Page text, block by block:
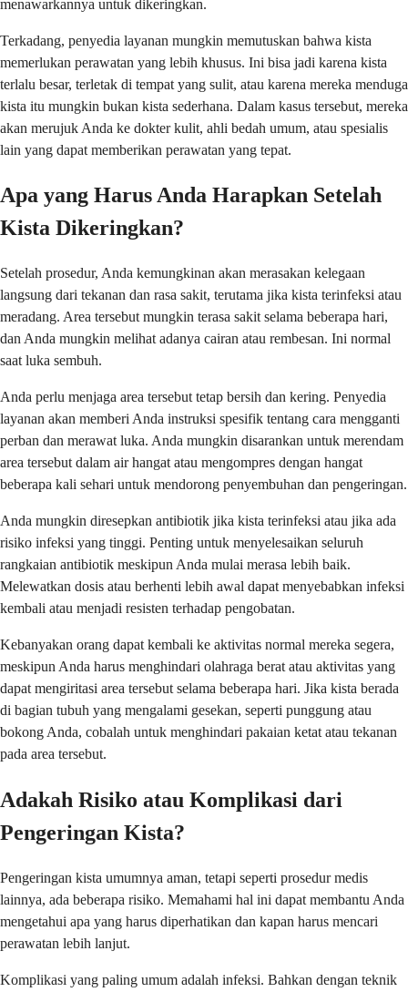
menawarkannya untuk dikeringkan.
Terkadang, penyedia layanan mungkin memutuskan bahwa kista
memerlukan perawatan yang lebih khusus. Ini bisa jadi karena kista
terlalu besar, terletak di tempat yang sulit, atau karena mereka menduga
kista itu mungkin bukan kista sederhana. Dalam kasus tersebut, mereka
akan merujuk Anda ke dokter kulit, ahli bedah umum, atau spesialis
lain yang dapat memberikan perawatan yang tepat.
Apa yang Harus Anda Harapkan Setelah
Kista Dikeringkan?
Setelah prosedur, Anda kemungkinan akan merasakan kelegaan
langsung dari tekanan dan rasa sakit, terutama jika kista terinfeksi atau
meradang. Area tersebut mungkin terasa sakit selama beberapa hari,
dan Anda mungkin melihat adanya cairan atau rembesan. Ini normal
saat luka sembuh.
Anda perlu menjaga area tersebut tetap bersih dan kering. Penyedia
layanan akan memberi Anda instruksi spesifik tentang cara mengganti
perban dan merawat luka. Anda mungkin disarankan untuk merendam
area tersebut dalam air hangat atau mengompres dengan hangat
beberapa kali sehari untuk mendorong penyembuhan dan pengeringan.
Anda mungkin diresepkan antibiotik jika kista terinfeksi atau jika ada
risiko infeksi yang tinggi. Penting untuk menyelesaikan seluruh
rangkaian antibiotik meskipun Anda mulai merasa lebih baik.
Melewatkan dosis atau berhenti lebih awal dapat menyebabkan infeksi
kembali atau menjadi resisten terhadap pengobatan.
Kebanyakan orang dapat kembali ke aktivitas normal mereka segera,
meskipun Anda harus menghindari olahraga berat atau aktivitas yang
dapat mengiritasi area tersebut selama beberapa hari. Jika kista berada
di bagian tubuh yang mengalami gesekan, seperti punggung atau
bokong Anda, cobalah untuk menghindari pakaian ketat atau tekanan
pada area tersebut.
Adakah Risiko atau Komplikasi dari
Pengeringan Kista?
Pengeringan kista umumnya aman, tetapi seperti prosedur medis
lainnya, ada beberapa risiko. Memahami hal ini dapat membantu Anda
mengetahui apa yang harus diperhatikan dan kapan harus mencari
perawatan lebih lanjut.
Komplikasi yang paling umum adalah infeksi. Bahkan dengan teknik